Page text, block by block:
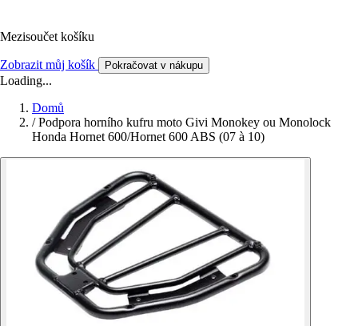
Mezisoučet košíku
Zobrazit můj košík Pokračovat v nákupu
Loading...
Domů
/ Podpora horního kufru moto Givi Monokey ou Monolock
Honda Hornet 600/Hornet 600 ABS (07 à 10)